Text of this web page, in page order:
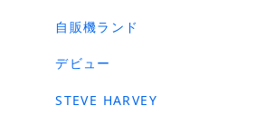
自販機ランド
デビュー
STEVE HARVEY